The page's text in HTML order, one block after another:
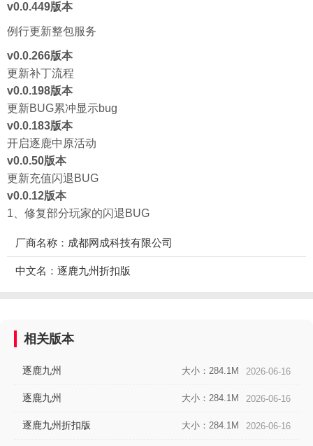
v0.0.449版本
例行更新整包服务
v0.0.266版本
更新补丁流程
v0.0.198版本
更新BUG累冲显示bug
v0.0.183版本
开启逐鹿中原活动
v0.0.50版本
更新充值闪退BUG
v0.0.12版本
1、修复部分玩家的闪退BUG
厂商名称：成都网成科技有限公司
中文名：逐鹿九州折扣版
相关版本
逐鹿九州 大小：284.1M 2026-06-16
逐鹿九州 大小：284.1M 2026-06-16
逐鹿九州折扣版 大小：284.1M 2026-06-16